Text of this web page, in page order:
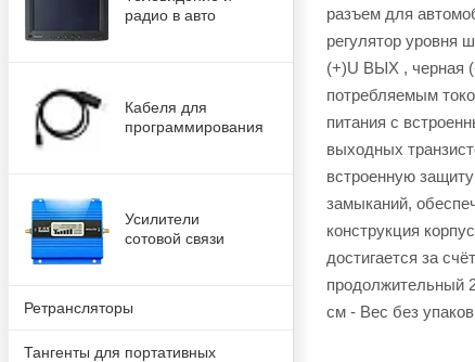
радио в авто
Кабеля для
программирования
Усилители
сотовой связи
Ретрансляторы
Тангенты для портативных
разъем для
регулятор уровня
(+)U ВЫХ , черная
потребляемым
питания с
выходных
встроенную
замыканий,
конструкция
достигается за
продолжительный
см - Вес без